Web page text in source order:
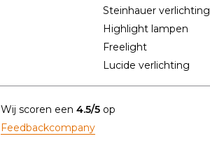
Steinhauer verlichting
Highlight lampen
Freelight
Lucide verlichting
Wij scoren een 4.5/5op
Feedbackcompany